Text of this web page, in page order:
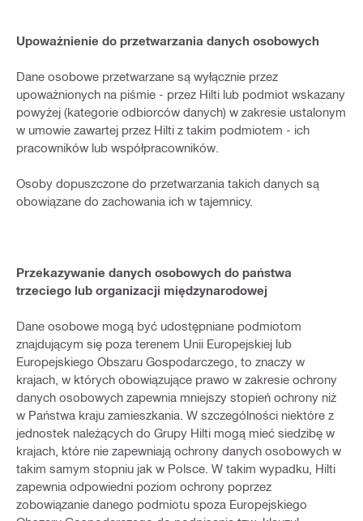
Upoważnienie do przetwarzania danych osobowych
Dane osobowe przetwarzane są wyłącznie przez
upoważnionych na piśmie - przez Hilti lub podmiot wskazany
powyżej (kategorie odbiorców danych) w zakresie ustalonym
w umowie zawartej przez Hilti z takim podmiotem - ich
pracowników lub współpracowników.
Osoby dopuszczone do przetwarzania takich danych są
obowiązane do zachowania ich w tajemnicy.
Przekazywanie danych osobowych do państwa
trzeciego lub organizacji międzynarodowej
Dane osobowe mogą być udostępniane podmiotom
znajdującym się poza terenem Unii Europejskiej lub
Europejskiego Obszaru Gospodarczego, to znaczy w
krajach, w których obowiązujące prawo w zakresie ochrony
danych osobowych zapewnia mniejszy stopień ochrony niż
w Państwa kraju zamieszkania. W szczególności niektóre z
jednostek należących do Grupy Hilti mogą mieć siedzibę w
krajach, które nie zapewniają ochrony danych osobowych w
takim samym stopniu jak w Polsce. W takim wypadku, Hilti
zapewnia odpowiedni poziom ochrony poprzez
zobowiązanie danego podmiotu spoza Europejskiego